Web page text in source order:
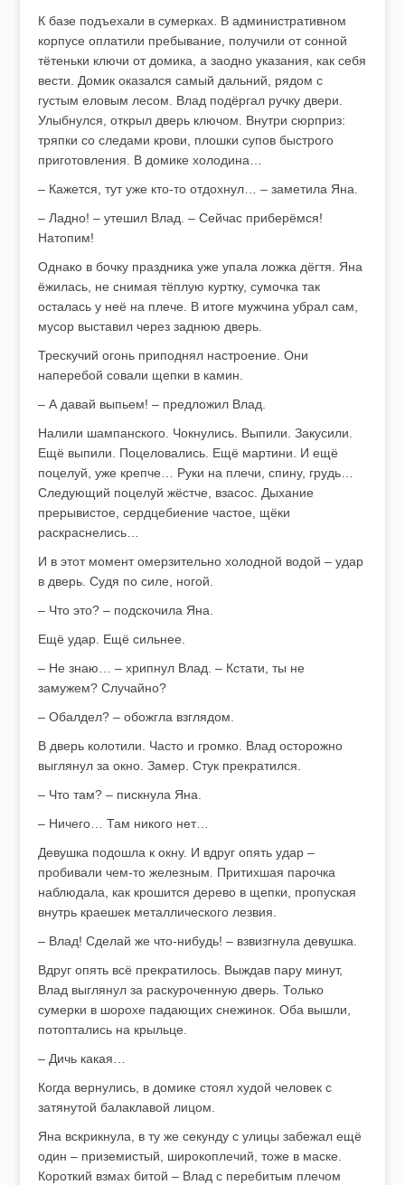
К базе подъехали в сумерках. В административном
корпусе оплатили пребывание, получили от сонной
тётеньки ключи от домика, а заодно указания, как себя
вести. Домик оказался самый дальний, рядом с
густым еловым лесом. Влад подёргал ручку двери.
Улыбнулся, открыл дверь ключом. Внутри сюрприз:
тряпки со следами крови, плошки супов быстрого
приготовления. В домике холодина…
– Кажется, тут уже кто-то отдохнул… – заметила Яна.
– Ладно! – утешил Влад. – Сейчас приберёмся!
Натопим!
Однако в бочку праздника уже упала ложка дёгтя. Яна
ёжилась, не снимая тёплую куртку, сумочка так
осталась у неё на плече. В итоге мужчина убрал сам,
мусор выставил через заднюю дверь.
Трескучий огонь приподнял настроение. Они
наперебой совали щепки в камин.
– А давай выпьем! – предложил Влад.
Налили шампанского. Чокнулись. Выпили. Закусили.
Ещё выпили. Поцеловались. Ещё мартини. И ещё
поцелуй, уже крепче… Руки на плечи, спину, грудь…
Следующий поцелуй жёстче, взасос. Дыхание
прерывистое, сердцебиение частое, щёки
раскраснелись…
И в этот момент омерзительно холодной водой – удар
в дверь. Судя по силе, ногой.
– Что это? – подскочила Яна.
Ещё удар. Ещё сильнее.
– Не знаю… – хрипнул Влад. – Кстати, ты не
замужем? Случайно?
– Обалдел? – обожгла взглядом.
В дверь колотили. Часто и громко. Влад осторожно
выглянул за окно. Замер. Стук прекратился.
– Что там? – пискнула Яна.
– Ничего… Там никого нет…
Девушка подошла к окну. И вдруг опять удар –
пробивали чем-то железным. Притихшая парочка
наблюдала, как крошится дерево в щепки, пропуская
внутрь краешек металлического лезвия.
– Влад! Сделай же что-нибудь! – взвизгнула девушка.
Вдруг опять всё прекратилось. Выждав пару минут,
Влад выглянул за раскуроченную дверь. Только
сумерки в шорохе падающих снежинок. Оба вышли,
потоптались на крыльце.
– Дичь какая…
Когда вернулись, в домике стоял худой человек с
затянутой балаклавой лицом.
Яна вскрикнула, в ту же секунду с улицы забежал ещё
один – приземистый, широкоплечий, тоже в маске.
Короткий взмах битой – Влад с перебитым плечом